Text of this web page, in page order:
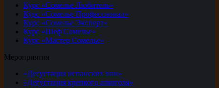
Курс «Сомелье Любитель»
Курс «Сомелье Профессионал»
Курс «Сомелье Эксперт»
Курс «Шеф Сомелье»
Курс «Мастер Сомелье»
Мероприятия
«Дегустация испанских вин»
«Дегустация крепкого алкоголя»